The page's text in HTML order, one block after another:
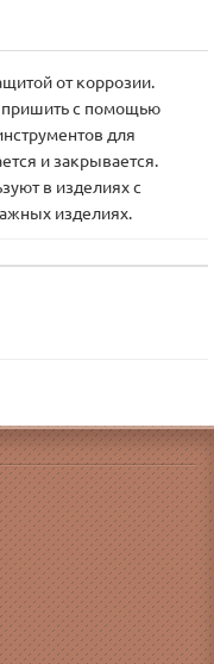
от коррозии.
пришить с помощью
для
и закрывается.
в изделиях с
изделиях.